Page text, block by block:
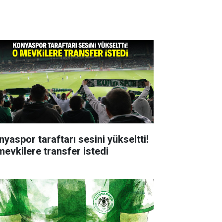
taraftarı sesini yükseltti!
transfer istedi